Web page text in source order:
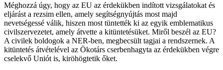
Méghozzá úgy, hogy az EU az érdekükben indított vizsgálatokat és
eljárást a rezsim ellen, amely segítségnyújtás most majd
nevetségessé válik, hiszen most tüntették ki az egyik emblematikus
civilszervezetet, amely átvette a kitüntetésüket. Miről beszél az EU?
A civilek boldogok a NER-ben, megbecsült tagjai a rendszernek. A
kitüntetés átvételével az Ökotárs cserbenhagyta az érdekükben végre
cselekvő Uniót is, kiröhögtetik őket.